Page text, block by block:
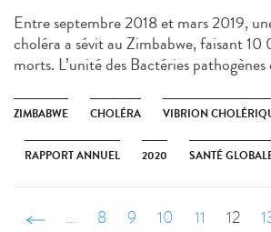
Entre septembre 2018 et mars 2019,
choléra a sévit au Zimbabwe, faisant
morts. L’unité des Bactéries
ZIMBABWE CHOLÉRA VIBRION
RAPPORT ANNUEL 2020 SANTÉ
‹ précédent
… 8 9 10 11 12